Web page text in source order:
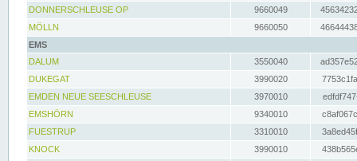
DONNERSCHLEUSE OP
9660049
MÖLLN
9660050
EMS
DALUM
3550040
DUKEGAT
3990020
EMDEN NEUE SEESCHLEUSE
3970010
EMSHÖRN
9340010
FUESTRUP
3310010
KNOCK
3990010